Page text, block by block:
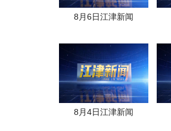
8月6日江津新闻
8月4日江津新闻